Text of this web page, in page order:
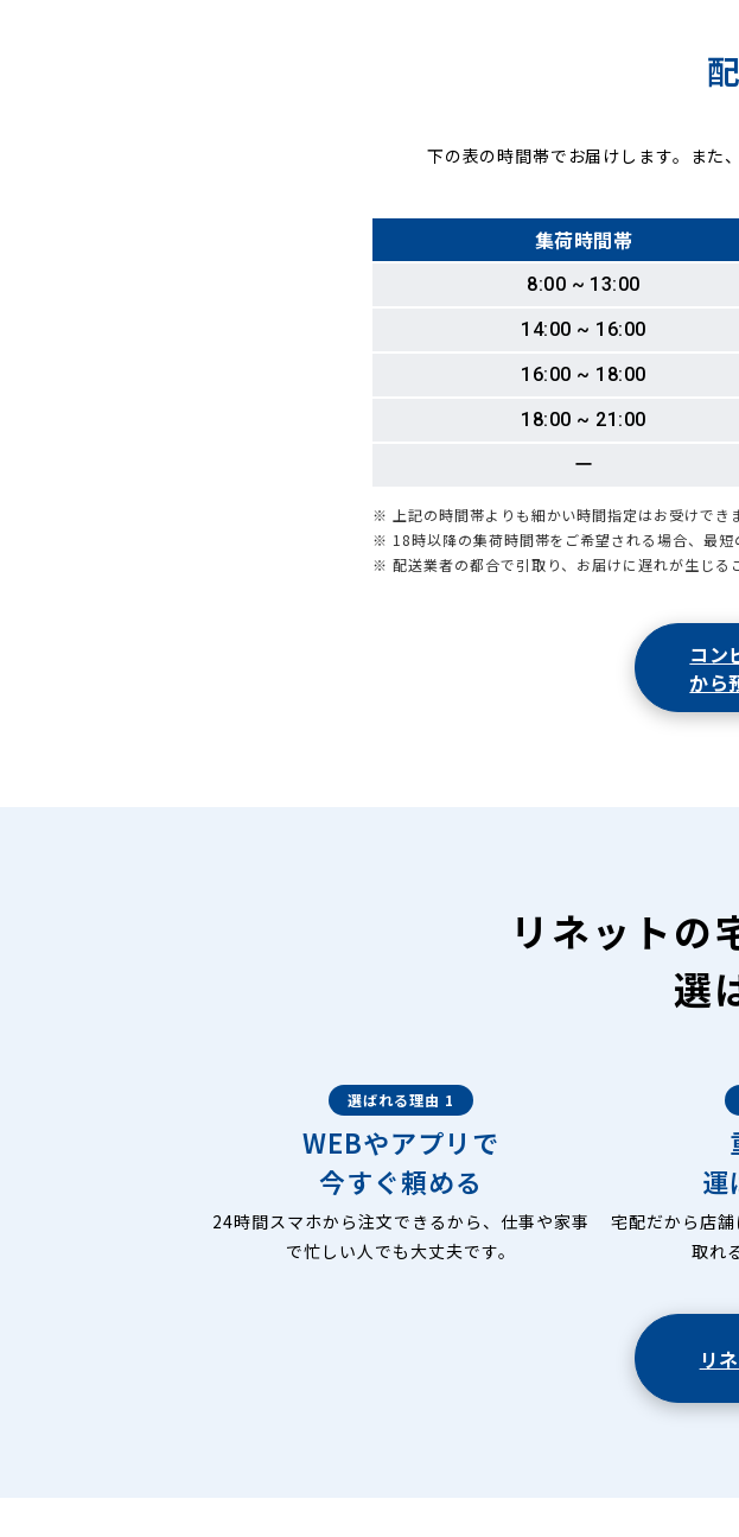
下の表の時間帯でお届けします。また
集荷時間帯
8:00 ~ 13:00
14:00 ~ 16:00
16:00 ~ 18:00
18:00 ~ 21:00
ー
※ 上記の時間帯よりも細かい時間指定はお受けでき
※ 18時以降の集荷時間帯をご希望される場合、最短
※ 配送業者の都合で引取り、お届けに遅れが生じる
コン
から
リネットの
選
選ばれる理由 1
WEBやアプリで
今すぐ頼める
24時間スマホから注文できるから、仕事や家事
で忙しい人でも大丈夫です。
運
宅配だから店
取れ
リ